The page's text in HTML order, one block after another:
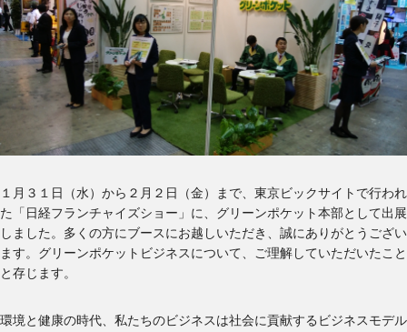
設置事例
ご利用ガイド
企業情報
FC加盟店募集
採用情報
お知らせ
１月３１日（水）から２月２日（金）まで、東京ビックサイトで行われ
た「日経フランチャイズショー」に、グリーンポケット本部として出展
しました。多くの方にブースにお越しいただき、誠にありがとうござい
ます。グリーンポケットビジネスについて、ご理解していただいたこと
と存じます。
環境と健康の時代、私たちのビジネスは社会に貢献するビジネスモデル